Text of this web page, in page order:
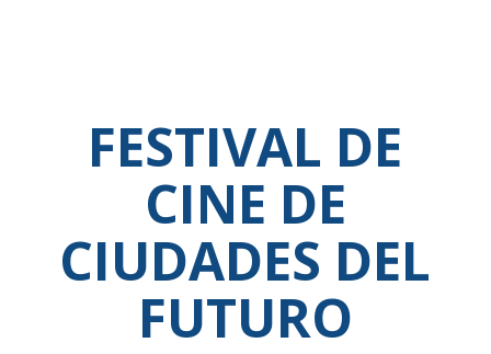
FESTIVAL DE
CINE DE
CIUDADES DEL
FUTURO